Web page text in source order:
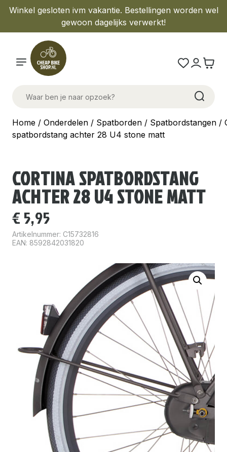
Winkel gesloten ivm vakantie. Bestellingen worden wel
gewoon dagelijks verwerkt!
Home / Onderdelen / Spatborden / Spatbordstangen /
spatbordstang achter 28 U4 stone matt
CORTINA SPATBORDSTANG
ACHTER 28 U4 STONE MATT
€ 5,95
Artikelnummer: C15732816
EAN: 8592842031820